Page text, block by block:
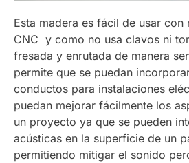
Esta madera es fácil de usar con
CNC y como no usa clavos ni
fresada y enrutada de manera
permite que se puedan
conductos para instalaciones
puedan mejorar fácilmente los
un proyecto ya que se pueden
acústicas en la superficie de un
permitiendo mitigar el sonido